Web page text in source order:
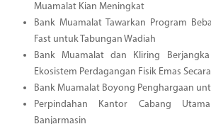
Muamalat Kian Meningkat
Bank Muamalat Tawarkan Program
Fast untuk Tabungan Wadiah
Bank Muamalat dan Kliring
Ekosistem Perdagangan Fisik Emas
Bank Muamalat Boyong Penghargaan
Perpindahan Kantor Cabang
Banjarmasin